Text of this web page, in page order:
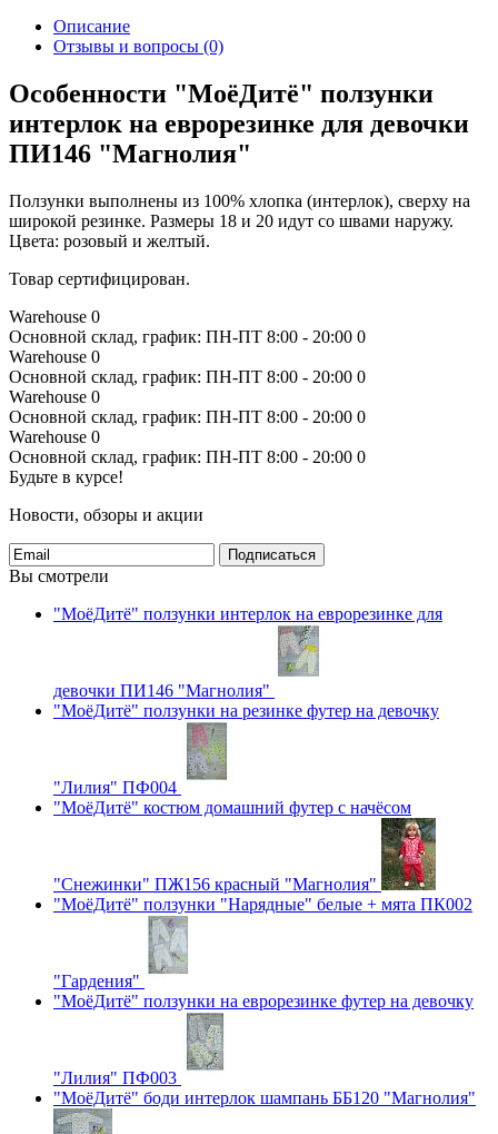
Описание
Отзывы и вопросы (0)
Особенности "МоёДитё" ползунки
интерлок на еврорезинке для девочки
ПИ146 "Магнолия"
Ползунки выполнены из 100% хлопка (интерлок), сверху на
широкой резинке. Размеры 18 и 20 идут со швами наружу.
Цвета: розовый и желтый.
Товар сертифицирован.
Warehouse 0
Основной склад, график: ПН-ПТ 8:00 - 20:00 0
Warehouse 0
Основной склад, график: ПН-ПТ 8:00 - 20:00 0
Warehouse 0
Основной склад, график: ПН-ПТ 8:00 - 20:00 0
Warehouse 0
Основной склад, график: ПН-ПТ 8:00 - 20:00 0
Будьте в курсе!
Новости, обзоры и акции
Подписаться
Вы смотрели
"МоёДитё" ползунки интерлок на еврорезинке для
девочки ПИ146 "Магнолия"
"МоёДитё" ползунки на резинке футер на девочку
"Лилия" ПФ004
"МоёДитё" костюм домашний футер с начёсом
"Снежинки" ПЖ156 красный "Магнолия"
"МоёДитё" ползунки "Нарядные" белые + мята ПК002
"Гардения"
"МоёДитё" ползунки на еврорезинке футер на девочку
"Лилия" ПФ003
"МоёДитё" боди интерлок шампань ББ120 "Магнолия"